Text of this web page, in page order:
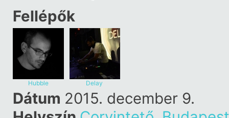
Fellépők
Hubble Delay
Dátum 2015. december 9.